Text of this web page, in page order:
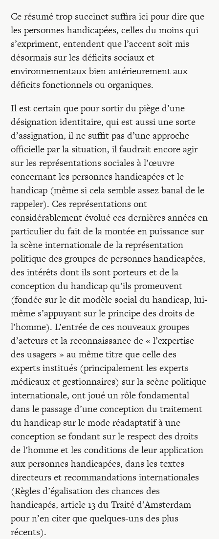
Ce résumé trop succinct suffira ici pour dire que
les personnes handicapées, celles du moins qui
s’expriment, entendent que l’accent soit mis
désormais sur les déficits sociaux et
environnementaux bien antérieurement aux
déficits fonctionnels ou organiques.
Il est certain que pour sortir du piège d’une
désignation identitaire, qui est aussi une sorte
d’assignation, il ne suffit pas d’une approche
officielle par la situation, il faudrait encore agir
sur les représentations sociales à l’œuvre
concernant les personnes handicapées et le
handicap (même si cela semble assez banal de le
rappeler). Ces représentations ont
considérablement évolué ces dernières années en
particulier du fait de la montée en puissance sur
la scène internationale de la représentation
politique des groupes de personnes handicapées,
des intérêts dont ils sont porteurs et de la
conception du handicap qu’ils promeuvent
(fondée sur le dit modèle social du handicap, lui-
même s’appuyant sur le principe des droits de
l’homme). L’entrée de ces nouveaux groupes
d’acteurs et la reconnaissance de « l’expertise
des usagers » au même titre que celle des
experts institués (principalement les experts
médicaux et gestionnaires) sur la scène politique
internationale, ont joué un rôle fondamental
dans le passage d’une conception du traitement
du handicap sur le mode réadaptatif à une
conception se fondant sur le respect des droits
de l’homme et les conditions de leur application
aux personnes handicapées, dans les textes
directeurs et recommandations internationales
(Règles d’égalisation des chances des
handicapés, article 13 du Traité d’Amsterdam
pour n’en citer que quelques-uns des plus
récents).